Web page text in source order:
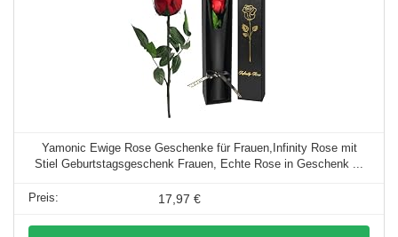
Yamonic Ewige Rose Geschenke für Frauen,Infinity Rose mit
Stiel Geburtstagsgeschenk Frauen, Echte Rose in Geschenk ...
17,97 €